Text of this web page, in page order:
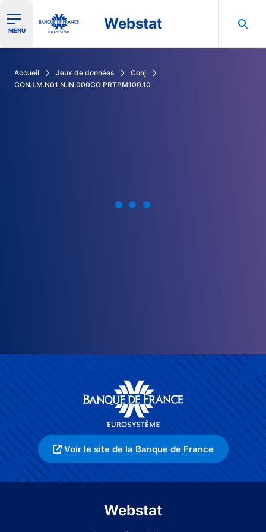
Ouvrir le menu de navigation
MENU Webstat
Accueil Jeux de données
Conj
CONJ.M.N01.N.IN.000CG.PRTPM100.10
Voir le site de la Banque de France
Webstat